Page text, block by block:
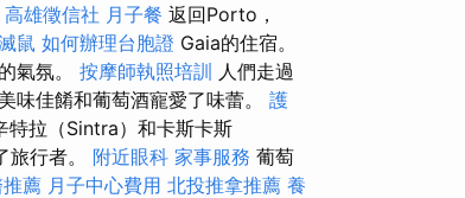
高雄徵信社 月子餐 返回Porto，
鼠 如何辦理台胞證 Gaia的住宿。
氣氛。 按摩師執照培訓 人們走過
味佳餚和葡萄酒寵愛了味蕾。 護
特拉（Sintra）和卡斯卡斯
旅行者。 附近眼科 家事服務 葡萄
推薦 月子中心費用 北投推拿推薦 養